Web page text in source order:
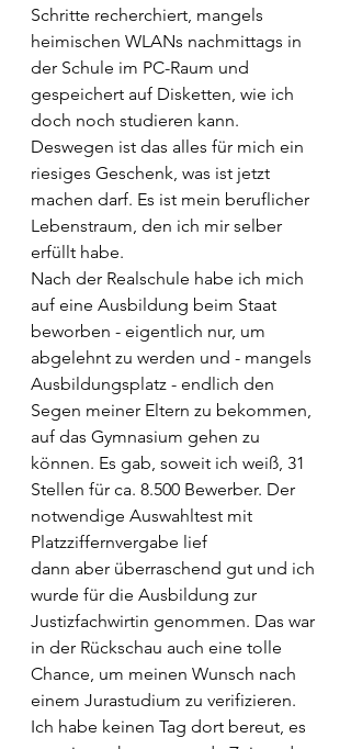
Schritte recherchiert, mangels
heimischen WLANs nachmittags in
der Schule im PC-Raum und
gespeichert auf Disketten, wie ich
doch noch studieren kann.
Deswegen ist das alles für mich ein
riesiges Geschenk, was ist jetzt
machen darf. Es ist mein beruflicher
Lebenstraum, den ich mir selber
erfüllt habe.
Nach der Realschule habe ich mich
auf eine Ausbildung beim Staat
beworben - eigentlich nur, um
abgelehnt zu werden und - mangels
Ausbildungsplatz - endlich den
Segen meiner Eltern zu bekommen,
auf das Gymnasium gehen zu
können. Es gab, soweit ich weiß, 31
Stellen für ca. 8.500 Bewerber. Der
notwendige Auswahltest mit
Platzziffernvergabe lief
dann aber überraschend gut und ich
wurde für die Ausbildung zur
Justizfachwirtin genommen. Das war
in der Rückschau auch eine tolle
Chance, um meinen Wunsch nach
einem Jurastudium zu verifizieren.
Ich habe keinen Tag dort bereut, es